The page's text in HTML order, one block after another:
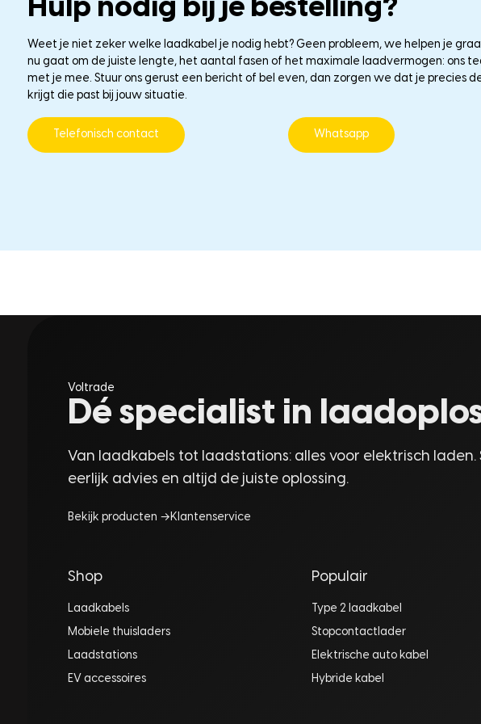
Hulp nodig bij je bestelling?
Weet je niet zeker welke laadkabel je nodig hebt? Geen probleem, we helpen je
nu gaat om de juiste lengte, het aantal fasen of het maximale laadvermogen: ons
met je mee. Stuur ons gerust een bericht of bel even, dan zorgen we dat je precies
krijgt die past bij jouw situatie.
Telefonisch contact Whatsapp
Voltrade
Dé specialist in
Van laadkabels tot laadstations: alles voor elektrisch laden.
eerlijk advies en altijd de juiste oplossing.
Bekijk producten → Klantenservice
Shop
Laadkabels
Mobiele thuisladers
Laadstations
EV accessoires
Populair
Type 2 laadkabel
Stopcontactlader
Elektrische auto kabel
Hybride kabel